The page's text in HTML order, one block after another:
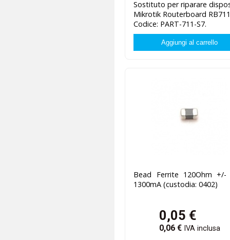
Sostituto per riparare
Mikrotik Routerboard
Codice: PART-711-S7.
Bead Ferrite 120Ohm +/-
1300mA (custodia: 0402)
0,05 €
0,06€ IVA inclusa